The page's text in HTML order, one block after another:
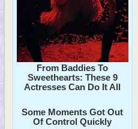
From Baddies To
Sweethearts: These 9
Actresses Can Do It All
Some Moments Got Out
Of Control Quickly